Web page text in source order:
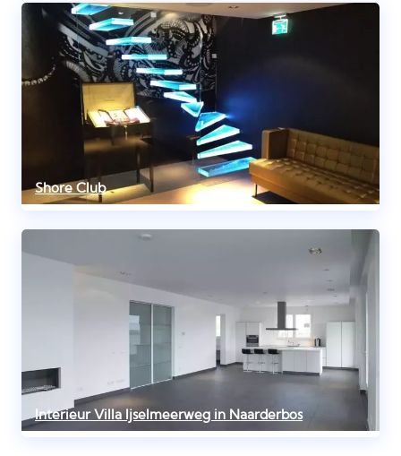
Shore Club
Interieur Villa Ijselmeerweg in Naarderbos